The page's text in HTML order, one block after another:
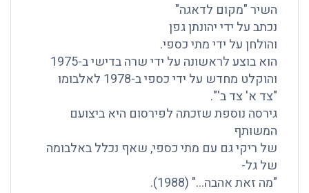
השיר "מקום לדאגה"
נכתב על ידי יהונתן גפן
והולחן על ידי מתי כספי.
הוא בוצע לראשונה על ידי שרה בדישי ב-1975
והוקלט מחדש על ידי כספי ב-1978 לאלבומו
"צד א' צד ב'".
גירסה נוספת שזכתה לפירסום היא ביצועם
המשותף
של ריקי גם עם מתי כספי, שאף נכלל באלבומה
של גל-
"מה זאת אהבה…" (1988).